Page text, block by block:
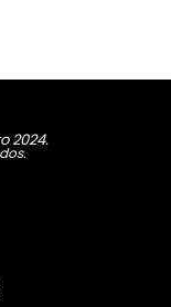
2024.